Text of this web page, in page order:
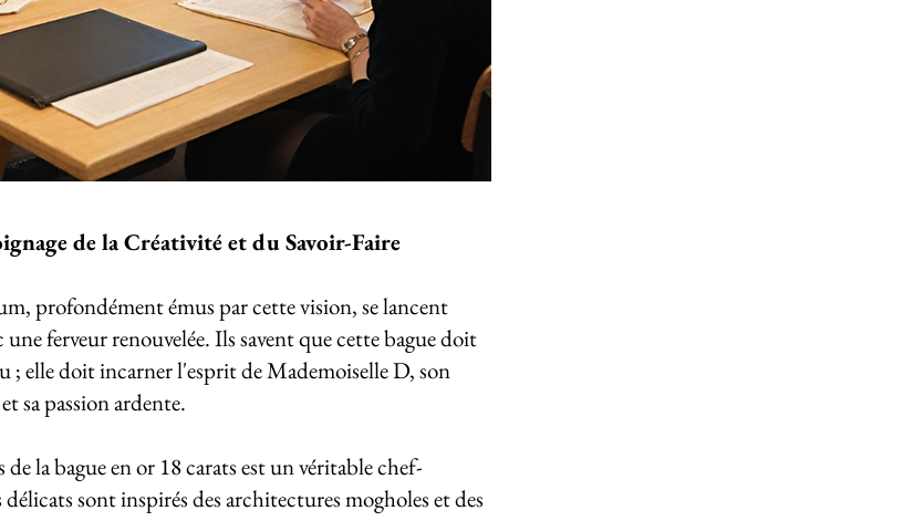
de la Créativité et du Savoir-Faire
profondément émus par cette vision, se lancent
une ferveur renouvelée. Ils savent que cette bague doit
; elle doit incarner l'esprit de Mademoiselle D, son
sa passion ardente.
la bague en or 18 carats est un véritable chef-
sont inspirés des architectures mogholes et des